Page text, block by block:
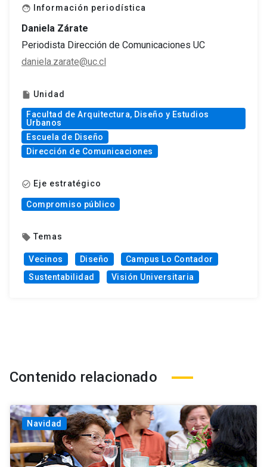
face Información periodística
Daniela Zárate
Periodista Dirección de Comunicaciones UC
daniela.zarate@uc.cl
insert_drive_file Unidad
Facultad de Arquitectura, Diseño y Estudios
Urbanos
Escuela de Diseño
Dirección de Comunicaciones
check_circle_outline Eje estratégico
Compromiso público
local_offer Temas
Vecinos Diseño
Campus Lo Contador
Sustentabilidad
Visión Universitaria
Contenido relacionado
Navidad